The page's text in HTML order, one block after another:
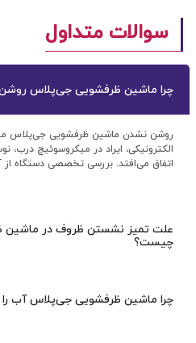
سوالات متداول
چرا ماشین ظرفشویی جی‌پلاس
روشن نشدن ماشین ظرفشویی جی‌پلاس
الکترونیکی، ایراد در میکروسوئیچ درب،
اتفاق می‌افتد. بررسی تخصصی دستگاه
علت تمیز نشستن ظروف در
چیست؟
چرا ماشین ظرفشویی جی‌پلاس آب را